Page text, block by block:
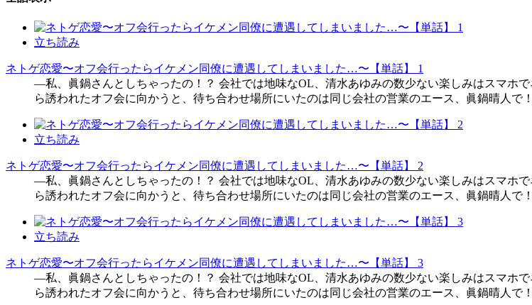
立ち読み
ネトゲ恋愛〜オフ会行ったらイケメン同僚に遭遇してしまいました…〜【単話】 1
―私、眞鍋さんとしちゃったの！？ 会社では地味なOL、清水あゆみの数少ない楽しみはスマホ
ら誘われたオフ会に向かうと、待ち合わせ場所にいたのは同じ会社の営業のエース、眞鍋晴人で
立ち読み
ネトゲ恋愛〜オフ会行ったらイケメン同僚に遭遇してしまいました…〜【単話】 2
―私、眞鍋さんとしちゃったの！？ 会社では地味なOL、清水あゆみの数少ない楽しみはスマホ
ら誘われたオフ会に向かうと、待ち合わせ場所にいたのは同じ会社の営業のエース、眞鍋晴人で
立ち読み
ネトゲ恋愛〜オフ会行ったらイケメン同僚に遭遇してしまいました…〜【単話】 3
―私、眞鍋さんとしちゃったの！？ 会社では地味なOL、清水あゆみの数少ない楽しみはスマホ
ら誘われたオフ会に向かうと、待ち合わせ場所にいたのは同じ会社の営業のエース、眞鍋晴人で